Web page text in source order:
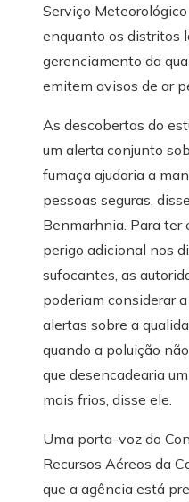
Serviço Meteorológico
enquanto os distritos
gerenciamento da
emitem avisos de ar
As descobertas do
um alerta conjunto
fumaça ajudaria a
pessoas seguras,
Benmarhnia. Para ter
perigo adicional nos
sufocantes, as
poderiam considerar
alertas sobre a
quando a poluição
que desencadearia
mais frios, disse ele.
Uma porta-voz do
Recursos Aéreos da
que a agência está